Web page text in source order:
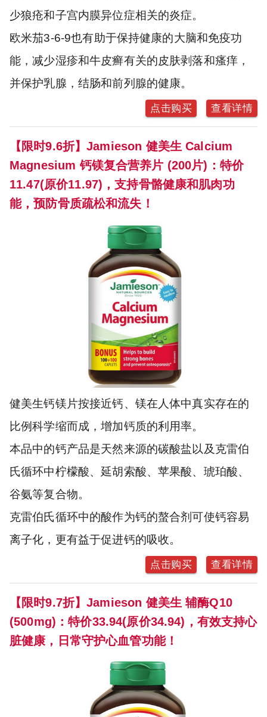
少狼疮和子宫内膜异位症相关的炎症。
欧米茄3-6-9也有助于保持健康的大脑和免疫功
能，减少湿疹和牛皮癣有关的皮肤剥落和瘙痒，
并保护乳腺，结肠和前列腺的健康。
点击购买 查看详情
【限时9.6折】Jamieson 健美生 Calcium
Magnesium 钙镁复合营养片 (200片)：特价
11.47(原价11.97)，支持骨骼健康和肌肉功
能，预防骨质疏松和流失！
健美生钙镁片按接近钙、镁在人体中真实存在的
比例科学缩而成，增加钙质的利用率。
本品中的钙产品是天然来源的碳酸盐以及克雷伯
氏循环中柠檬酸、延胡索酸、苹果酸、琥珀酸、
谷氨等复合物。
克雷伯氏循环中的酸作为钙的螯合剂可使钙容易
离子化，更有益于促进钙的吸收。
点击购买 查看详情
【限时9.7折】Jamieson 健美生 辅酶Q10
(500mg)：特价33.94(原价34.94)，有效支持心
脏健康，日常守护心血管功能！